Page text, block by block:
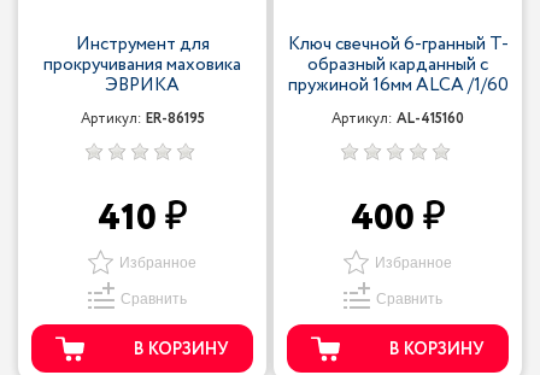
Инструмент для
прокручивания маховика
ЭВРИКА
Артикул: ER-86195
410
Избранное
Сравнить
В КОРЗИНУ
Ключ свечной 6-гранный Т-
образный карданный с
пружиной 16мм ALCA /1/60
Артикул: AL-415160
400
Избранное
Сравнить
В КОРЗИНУ